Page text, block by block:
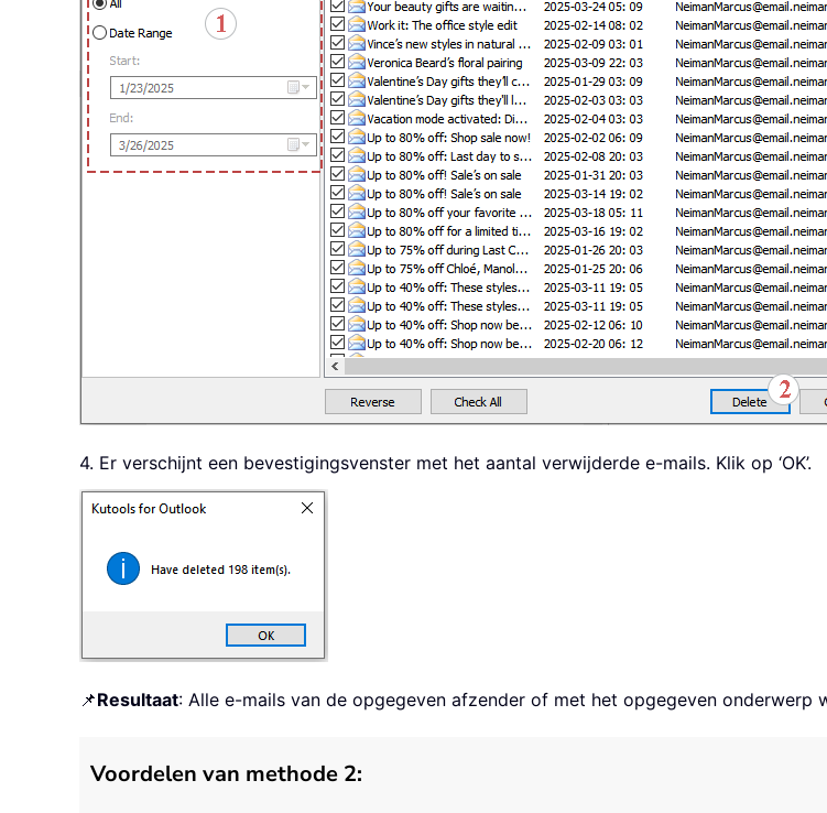
4. Er verschijnt een bevestigingsvenster met het aantal verwijderde e-mails. Klik op ‘OK’.
📌Resultaat: Alle e-mails van de opgegeven afzender of met het opgegeven
Voordelen van methode 2: